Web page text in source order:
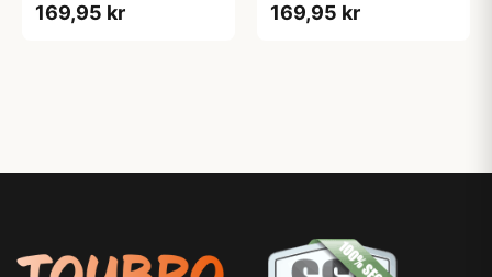
169,95 kr 169,95 kr